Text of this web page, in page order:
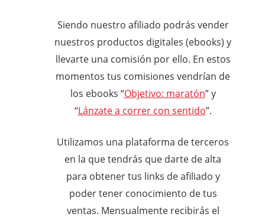
Siendo nuestro afiliado podrás vender
nuestros productos digitales (ebooks) y
llevarte una comisión por ello. En estos
momentos tus comisiones vendrían de
los ebooks “Objetivo: maratón” y
“Lánzate a correr con sentido”.
Utilizamos una plataforma de terceros
en la que tendrás que darte de alta
para obtener tus links de afiliado y
poder tener conocimiento de tus
ventas. Mensualmente recibirás el